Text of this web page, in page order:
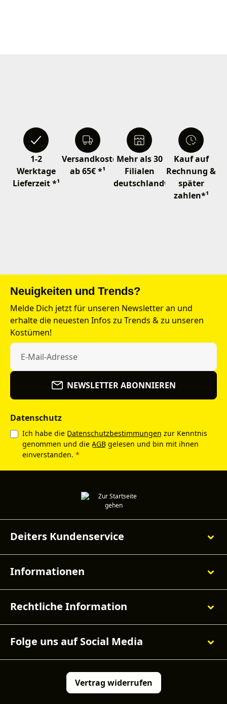
1-2
Werktage
Lieferzeit *¹
Versandkostenfrei
ab 65€ *¹
Mehr als 30
Filialen
deutschlandweit
Kauf auf
Rechnung &
später
zahlen*¹
Neuigkeiten und Trends?
Melde Dich jetzt für unseren Newsletter an und
erhalte die neuesten Infos zu Trends & zu unseren
Kostümen!
NEWSLETTER ABONNIEREN
Datenschutz
Ich habe die Datenschutzbestimmungen zur Kenntnis
genommen und die AGB gelesen und bin mit ihnen
einverstanden. *
Deiters Kundenservice
Informationen
Rechtliche Information
Folge uns auf Social Media
Vertrag widerrufen